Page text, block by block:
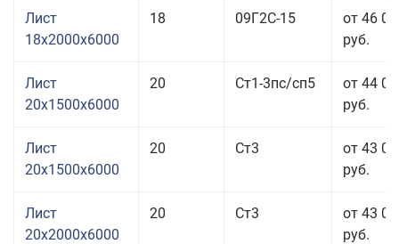
Лист
18x2000x6000
18 09Г2С-15
от 46
руб.
Лист
20x1500x6000
20 Ст1-3пс/сп5
от 44
руб.
Лист
20x1500x6000
20 Ст3
от 43
руб.
Лист
20x2000x6000
20 Ст3
от 43
руб.